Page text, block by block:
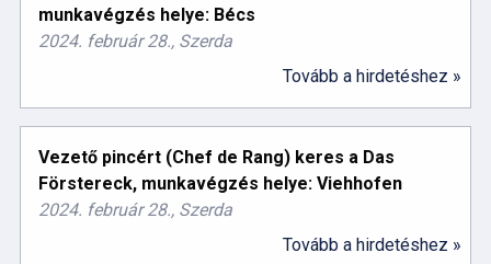
munkavégzés helye: Bécs
2024. február 28., Szerda
Tovább a hirdetéshez »
Vezető pincért (Chef de Rang) keres a Das
Förstereck, munkavégzés helye: Viehhofen
2024. február 28., Szerda
Tovább a hirdetéshez »